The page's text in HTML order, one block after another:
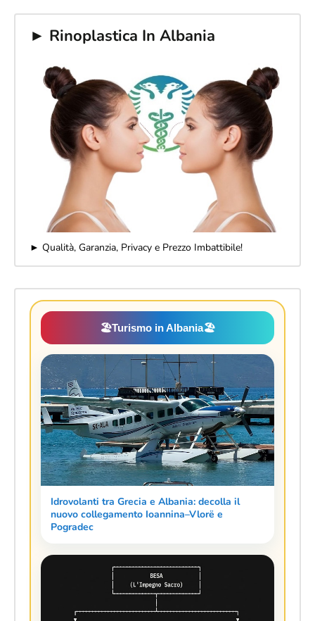
► Rinoplastica In Albania
► Qualità, Garanzia, Privacy e Prezzo Imbattibile!
🏖️Turismo in Albania🏖️
Idrovolanti tra Grecia e Albania: decolla il
nuovo collegamento Ioannina–Vlorë e
Pogradec